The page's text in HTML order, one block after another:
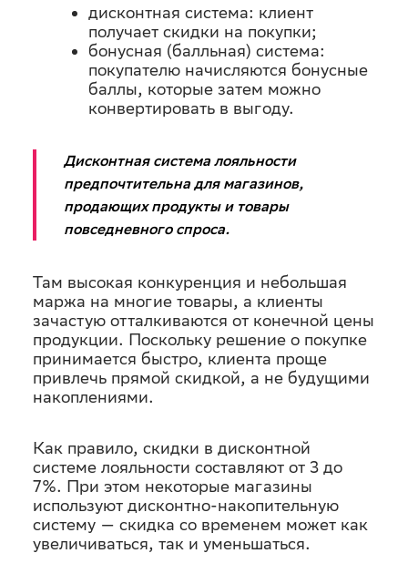
дисконтная система: клиент
получает скидки на покупки;
бонусная (балльная) система:
покупателю начисляются бонусные
баллы, которые затем можно
конвертировать в выгоду.
Дисконтная система лояльности
предпочтительна для магазинов,
продающих продукты и товары
повседневного спроса.
Там высокая конкуренция и небольшая
маржа на многие товары, а клиенты
зачастую отталкиваются от конечной цены
продукции. Поскольку решение о покупке
принимается быстро, клиента проще
привлечь прямой скидкой, а не будущими
накоплениями.
Как правило, скидки в дисконтной
системе лояльности составляют от 3 до
7%. При этом некоторые магазины
используют дисконтно-накопительную
систему — скидка со временем может как
увеличиваться, так и уменьшаться.